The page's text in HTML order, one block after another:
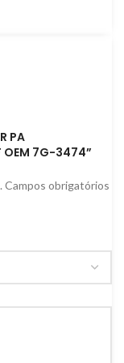
PA
OEM 7G-3474”
Campos obrigatórios